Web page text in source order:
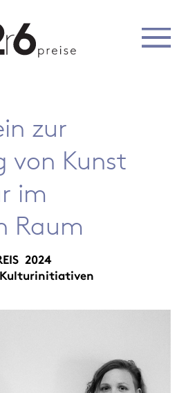
zur
von Kunst
im
Raum
2024